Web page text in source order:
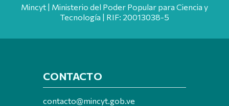
Mincyt | Ministerio del Poder Popular para Ciencia y
Tecnología | RIF: 20013038-5
CONTACTO
contacto@mincyt.gob.ve